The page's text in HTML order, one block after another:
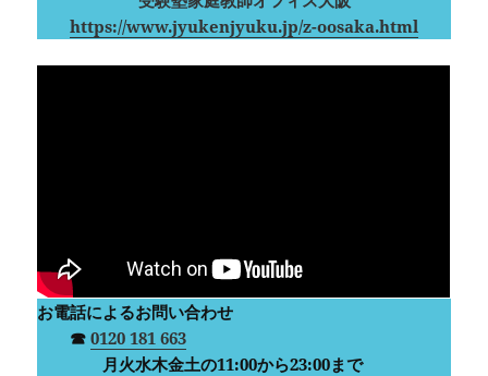
https://www.jyukenjyuku.jp/z-oosaka.html
お電話によるお問い合わせ
☎︎0120 181 663
月火水木金土の11:00から23:00まで